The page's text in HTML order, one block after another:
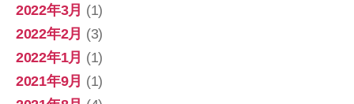
2022年3月 (1)
2022年2月 (3)
2022年1月 (1)
2021年9月 (1)